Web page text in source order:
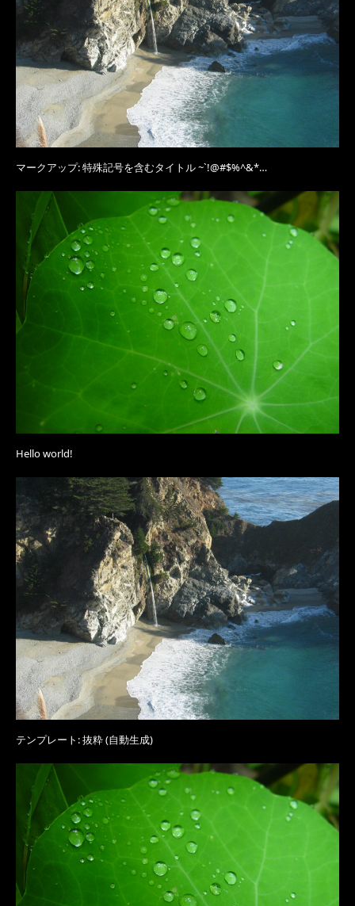
マークアップ: 特殊記号を含むタイトル ~`!@#$%^&*…
Hello world!
テンプレート: 抜粋 (自動生成)